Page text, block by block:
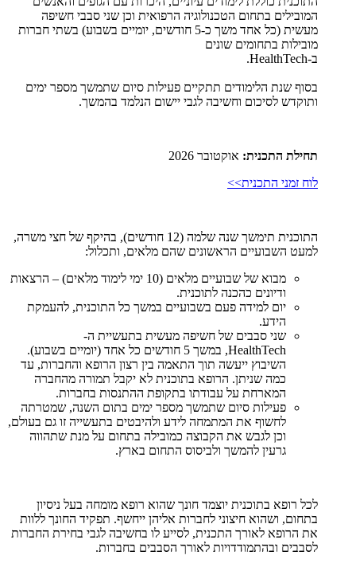
המובילים בתחום הטכנולוגיה הרפואית וכן שני סבבי חשיפה
מעשית (כל אחד משך כ-5 חודשים, יומיים בשבוע) בשתי חברות
מובילות בתחומים שונים
ב-HealthTech.
בסוף שנת הלימודים תתקיים פעילות סיום שתמשך מספר ימים
ותוקדש לסיכום וחשיבה לגבי יישום הנלמד בהמשך.
תחילת התכנית: אוקטובר 2026
לוח זמני התכנית>>
התוכנית תימשך שנה שלמה (12 חודשים), בהיקף של חצי משרה,
למעט השבועיים הראשונים שהם מלאים, ותכלול:
מבוא של שבועיים מלאים (10 ימי לימוד מלאים) – הרצאות
ודיונים כהכנה לתוכנית.
יום למידה פעם בשבועיים במשך כל התוכנית, להעמקת
הידע.
שני סבבים של חשיפה מעשית בתעשיית ה-
HealthTech, במשך 5 חודשים כל אחד (יומיים בשבוע).
השיבוץ ייעשה תוך התאמה בין רצון הרופא והחברות, עד
כמה שניתן. הרופא בתוכנית לא יקבל תמורה מהחברה
המארחת על עבודתו בתקופת ההתנסות בחברות.
פעילות סיום שתמשך מספר ימים בתום השנה, שמטרתה
לחשוף את המתמחה לידע ולהיבטים בתעשייה זו גם בעולם,
וכן לגבש את הקבוצה כמובילה בתחום על מנת שתהווה
גרעין להמשך ולביסוס התחום בארץ.
לכל רופא בתוכנית יוצמד חונך שהוא רופא מומחה בעל ניסיון
בתחום, ושהוא חיצוני לחברות אליהן ייחשף. תפקיד החונך ללוות
את הרופא לאורך התכנית, לסייע לו בחשיבה לגבי בחירת החברות
לסבבים ובהתמודדויות לאורך הסבבים בחברות.